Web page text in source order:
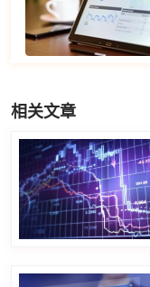
相关文章